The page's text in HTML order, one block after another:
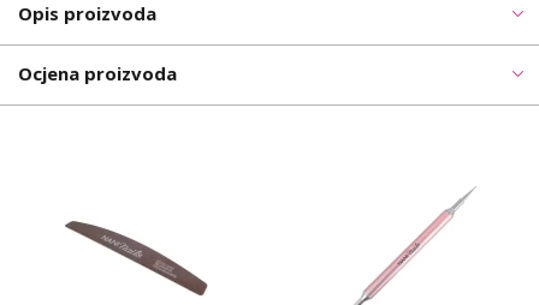
Opis proizvoda
Ocjena proizvoda